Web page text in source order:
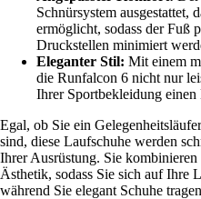
Schnürsystem ausgestattet,
ermöglicht, sodass der Fuß
Druckstellen minimiert
Eleganter Stil: Mit einem
die Runfalcon 6 nicht nur
Ihrer Sportbekleidung
Egal, ob Sie ein
sind, diese Laufschuhe werden
Ihrer Ausrüstung. Sie
Ästhetik, sodass Sie sich auf Ihre
während Sie elegant Schuhe